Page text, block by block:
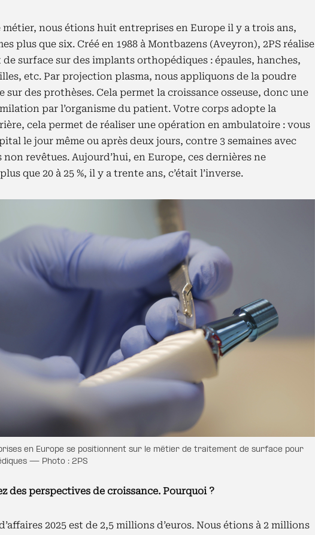
nous étions huit entreprises en Europe il y a trois ans,
plus que six. Créé en 1988 à Montbazens (Aveyron), 2PS réalise
surface sur des implants orthopédiques : épaules, hanches,
etc. Par projection plasma, nous appliquons de la poudre
sur des prothèses. Cela permet la croissance osseuse, donc une
par l’organisme du patient. Votre corps adopte la
cela permet de réaliser une opération en ambulatoire : vous
le jour même ou après deux jours, contre 3 semaines avec
non revêtues. Aujourd’hui, en Europe, ces dernières ne
que 20 à 25 %, il y a trente ans, c’était l’inverse.
en Europe se positionnent sur le métier de traitement de surface pour
— Photo : 2PS
des perspectives de croissance. Pourquoi ?
2025 est de 2,5 millions d’euros. Nous étions à 2 millions